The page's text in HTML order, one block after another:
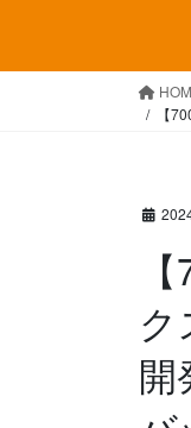
プ
動
【
開